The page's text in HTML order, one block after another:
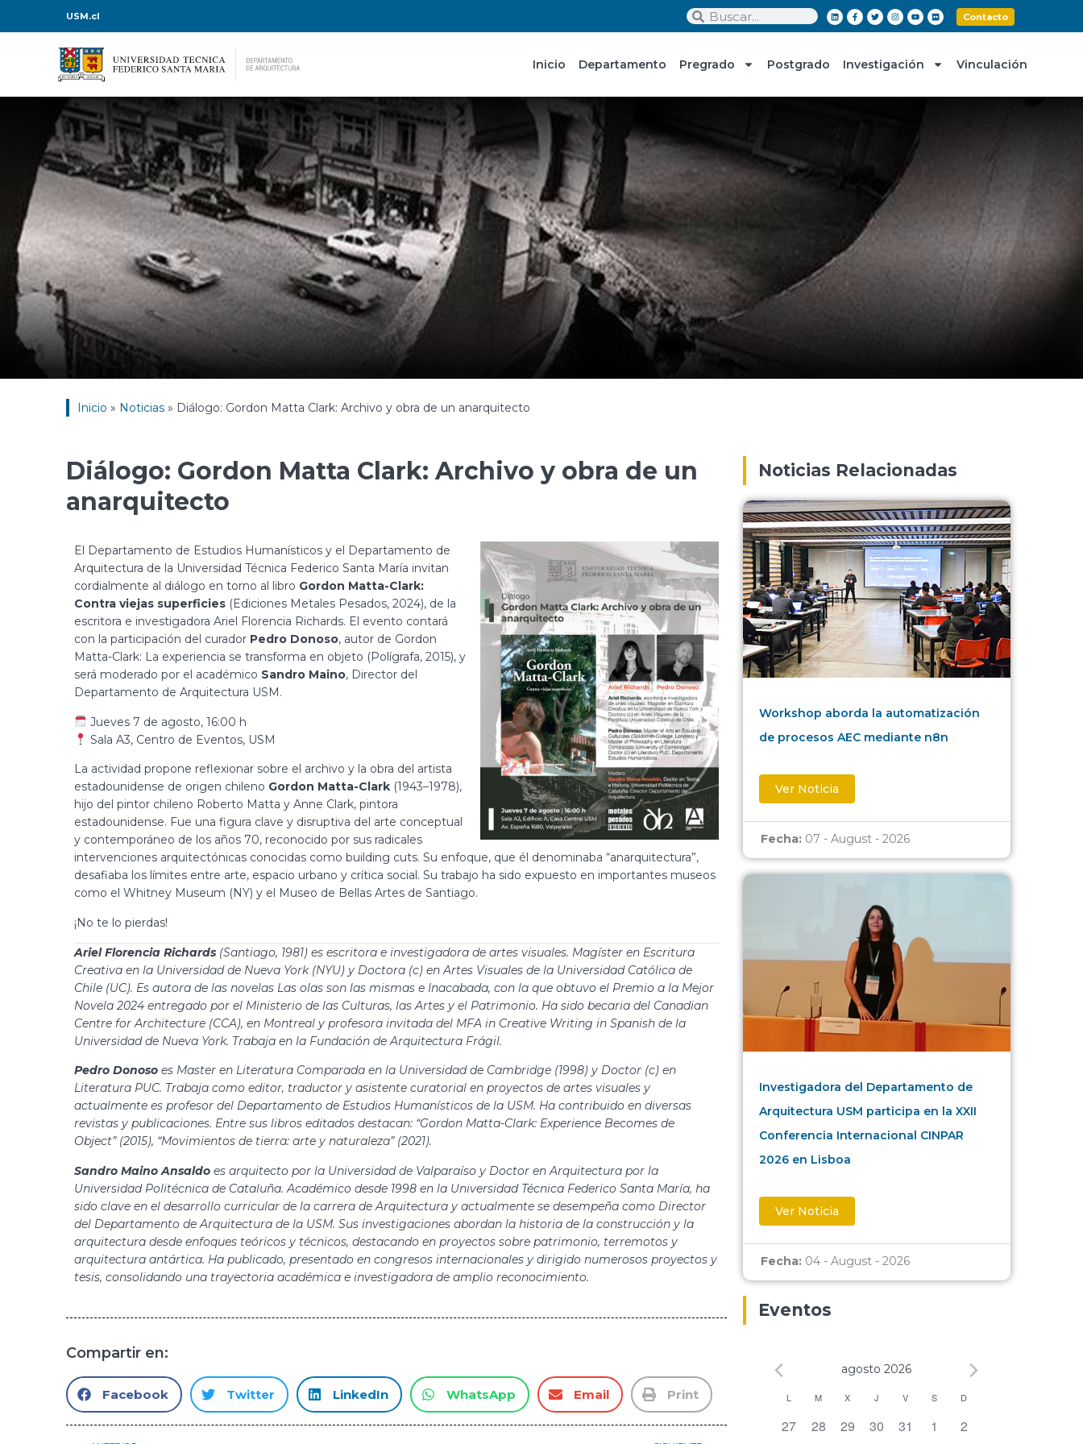
USM.cl Contacto
Inicio Departamento Pregrado Postgrado Investigación Vinculación
Inicio » Noticias » Diálogo: Gordon Matta Clark: Archivo y obra de un anarquitecto
Diálogo: Gordon Matta Clark: Archivo y obra de un
anarquitecto
El Departamento de Estudios Humanísticos y el Departamento de
Arquitectura de la Universidad Técnica Federico Santa María invitan
cordialmente al diálogo en torno al libro Gordon Matta-Clark:
Contra viejas superficies (Ediciones Metales Pesados, 2024), de la
escritora e investigadora Ariel Florencia Richards. El evento contará
con la participación del curador Pedro Donoso, autor de Gordon
Matta-Clark: La experiencia se transforma en objeto (Polígrafa, 2015), y
será moderado por el académico Sandro Maino, Director del
Departamento de Arquitectura USM.
Jueves 7 de agosto, 16:00 h
Sala A3, Centro de Eventos, USM
La actividad propone reflexionar sobre el archivo y la obra del artista
estadounidense de origen chileno Gordon Matta-Clark (1943–1978),
hijo del pintor chileno Roberto Matta y Anne Clark, pintora
estadounidense. Fue una figura clave y disruptiva del arte conceptual
y contemporáneo de los años 70, reconocido por sus radicales
intervenciones arquitectónicas conocidas como building cuts. Su enfoque, que él denominaba “anarquitectura”,
desafiaba los límites entre arte, espacio urbano y crítica social. Su trabajo ha sido expuesto en importantes museos
como el Whitney Museum (NY) y el Museo de Bellas Artes de Santiago.
¡No te lo pierdas!
Ariel Florencia Richards (Santiago, 1981) es escritora e investigadora de artes visuales. Magíster en Escritura
Creativa en la Universidad de Nueva York (NYU) y Doctora (c) en Artes Visuales de la Universidad Católica de
Chile (UC). Es autora de las novelas Las olas son las mismas e Inacabada, con la que obtuvo el Premio a la Mejor
Novela 2024 entregado por el Ministerio de las Culturas, las Artes y el Patrimonio. Ha sido becaria del Canadian
Centre for Architecture (CCA), en Montreal y profesora invitada del MFA in Creative Writing in Spanish de la
Universidad de Nueva York. Trabaja en la Fundación de Arquitectura Frágil.
Pedro Donoso es Master en Literatura Comparada en la Universidad de Cambridge (1998) y Doctor (c) en
Literatura PUC. Trabaja como editor, traductor y asistente curatorial en proyectos de artes visuales y
actualmente es profesor del Departamento de Estudios Humanísticos de la USM. Ha contribuido en diversas
revistas y publicaciones. Entre sus libros editados destacan: “Gordon Matta-Clark: Experience Becomes de
Object” (2015), “Movimientos de tierra: arte y naturaleza” (2021).
Sandro Maino Ansaldo es arquitecto por la Universidad de Valparaíso y Doctor en Arquitectura por la
Universidad Politécnica de Cataluña. Académico desde 1998 en la Universidad Técnica Federico Santa María, ha
sido clave en el desarrollo curricular de la carrera de Arquitectura y actualmente se desempeña como Director
del Departamento de Arquitectura de la USM. Sus investigaciones abordan la historia de la construcción y la
arquitectura desde enfoques teóricos y técnicos, destacando en proyectos sobre patrimonio, terremotos y
arquitectura antártica. Ha publicado, presentado en congresos internacionales y dirigido numerosos proyectos y
tesis, consolidando una trayectoria académica e investigadora de amplio reconocimiento.
Compartir en:
Facebook Twitter LinkedIn WhatsApp Email Print
Noticias Relacionadas
Workshop aborda la automatización
de procesos AEC mediante n8n
Ver Noticia
Fecha: 07 - August - 2026
Investigadora del Departamento de
Arquitectura USM participa en la XXII
Conferencia Internacional CINPAR
2026 en Lisboa
Ver Noticia
Fecha: 04 - August - 2026
Eventos
agosto 2026
Calendario
de
L M X J V S D
0 eventos,
27 0 eventos,
28 0 eventos,
29 0 eventos,
30 0 eventos,
31 0 eventos,
1 0 eventos,
2